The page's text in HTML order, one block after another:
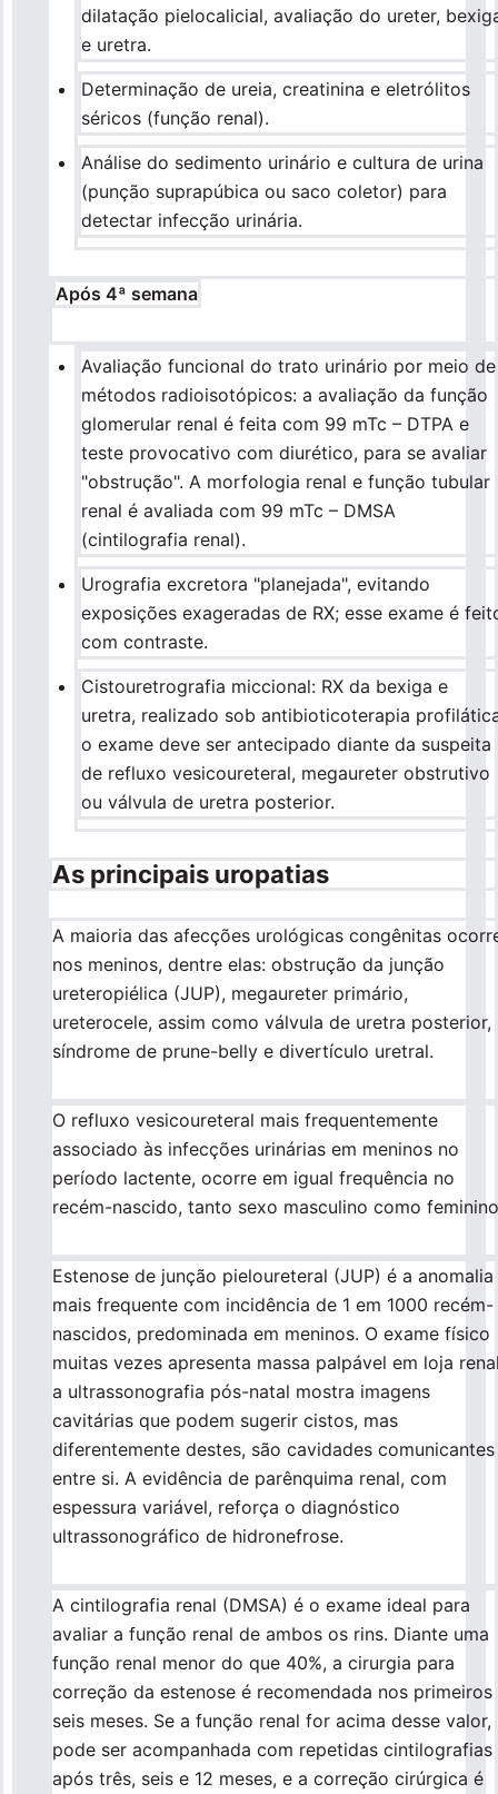
dilatação pielocalicial, avaliação do ureter,
e uretra.
Determinação de ureia, creatinina e eletrólitos
séricos (função renal).
Análise do sedimento urinário e cultura de urina
(punção suprapúbica ou saco coletor) para
detectar infecção urinária.
Após 4ª semana
Avaliação funcional do trato urinário por meio de
métodos radioisotópicos: a avaliação da função
glomerular renal é feita com 99 mTc – DTPA e
teste provocativo com diurético, para se avaliar
"obstrução". A morfologia renal e função tubular
renal é avaliada com 99 mTc – DMSA
(cintilografia renal).
Urografia excretora "planejada", evitando
exposições exageradas de RX; esse exame é
com contraste.
Cistouretrografia miccional: RX da bexiga e
uretra, realizado sob antibioticoterapia
o exame deve ser antecipado diante da suspeita
de refluxo vesicoureteral, megaureter obstrutivo
ou válvula de uretra posterior.
As principais uropatias
A maioria das afecções urológicas congênitas
nos meninos, dentre elas: obstrução da junção
ureteropiélica (JUP), megaureter primário,
ureterocele, assim como válvula de uretra posterior,
síndrome de prune-belly e divertículo uretral.
O refluxo vesicoureteral mais frequentemente
associado às infecções urinárias em meninos no
período lactente, ocorre em igual frequência no
recém-nascido, tanto sexo masculino como
Estenose de junção pieloureteral (JUP) é a anomalia
mais frequente com incidência de 1 em 1000 recém-
nascidos, predominada em meninos. O exame físico
muitas vezes apresenta massa palpável em loja
a ultrassonografia pós-natal mostra imagens
cavitárias que podem sugerir cistos, mas
diferentemente destes, são cavidades comunicantes
entre si. A evidência de parênquima renal, com
espessura variável, reforça o diagnóstico
ultrassonográfico de hidronefrose.
A cintilografia renal (DMSA) é o exame ideal para
avaliar a função renal de ambos os rins. Diante uma
função renal menor do que 40%, a cirurgia para
correção da estenose é recomendada nos primeiros
seis meses. Se a função renal for acima desse valor,
pode ser acompanhada com repetidas cintilografias
após três, seis e 12 meses, e a correção cirúrgica é